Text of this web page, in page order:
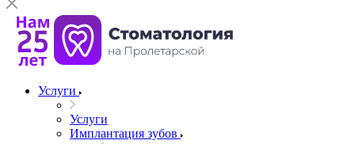
Услуги
Услуги
Имплантация зубов